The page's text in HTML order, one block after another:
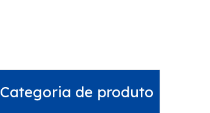
Categoria de produto